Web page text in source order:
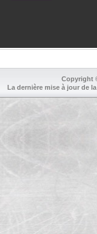
Copyright
La dernière mise à jour de